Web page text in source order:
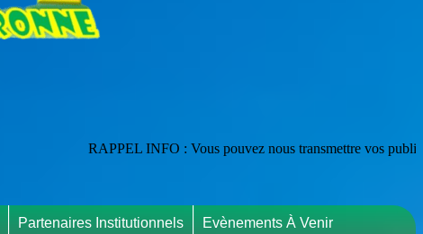
RAPPEL INFO : Vous pouvez nous transmettre vos publications en les
Partenaires Institutionnels Evènements À Venir